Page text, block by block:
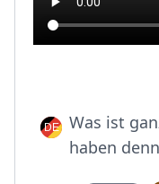
Was ist
haben